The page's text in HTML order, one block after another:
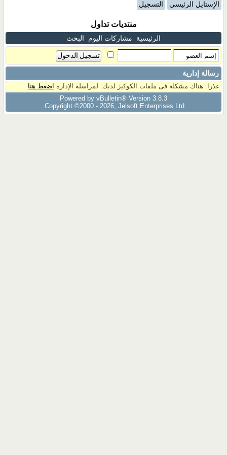
الإستايل الرئيسي التسجيل
منتديات تداول
الرئيسية مشاركات اليوم البحث
رسالة إدارية
عذرا. هناك مشكلة فى ملفات الكوكيز لديك. لمراسلة الإدارة اضغط هنا
Powered by vBulletin® Version 3.8.3
Copyright ©2000 - 2026, Jelsoft Enterprises Ltd.